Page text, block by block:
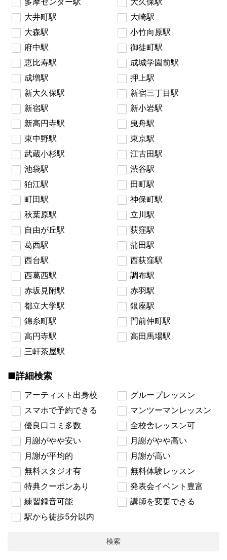
大井町駅
大崎駅
大森駅
小竹向原駅
府中駅
御徒町駅
恵比寿駅
成城学園前駅
成増駅
押上駅
新大久保駅
新宿三丁目駅
新宿駅
新小岩駅
新高円寺駅
曳舟駅
東中野駅
東京駅
武蔵小杉駅
江古田駅
池袋駅
渋谷駅
狛江駅
田町駅
町田駅
神保町駅
秋葉原駅
立川駅
自由が丘駅
荻窪駅
葛西駅
蒲田駅
西台駅
西荻窪駅
西葛西駅
調布駅
赤坂見附駅
赤羽駅
都立大学駅
銀座駅
錦糸町駅
門前仲町駅
高円寺駅
高田馬場駅
三軒茶屋駅
■詳細検索
アーティスト出身校
グループレッスン
スマホで予約できる
マンツーマンレッスン
優良口コミ多数
全校舎レッスン可
月謝がやや安い
月謝がやや高い
月謝が平均的
月謝が高い
無料スタジオ有
無料体験レッスン
特典クーポンあり
発表会イベント豊富
練習録音可能
講師を変更できる
駅から徒歩5分以内
検索